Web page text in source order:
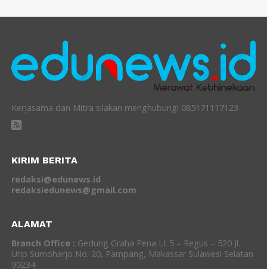
Kerjasama dan Mitra silakan menghubungi 085171117123
KIRIM BERITA
redaksi@edunews.id
redaksiedunews@gmail.com
ALAMAT
Branch Office : Gedung Graha Pena Lt 5 – Regus – 520 Jl.
Urip Sumoharjo No. 20, Pampang, Makassar Sulawesi Selatan
90234